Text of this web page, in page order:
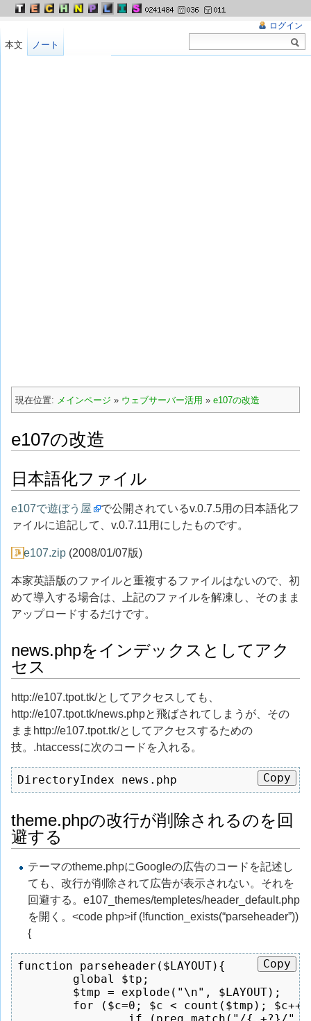
現在位置: メインページ » ウェブサーバー活用 » e107の改造
e107の改造
日本語化ファイル
e107で遊ぼう屋
で公開されているv.0.7.5用の日本語化フ
ァイルに追記して、v.0.7.11用にしたものです。
e107.zip (2008/01/07版)
本家英語版のファイルと重複するファイルはないので、初
めて導入する場合は、上記のファイルを解凍し、そのまま
アップロードするだけです。
news.phpをインデックスとしてアク
セス
http://e107.tpot.tk/としてアクセスしても、
http://e107.tpot.tk/news.phpと飛ばされてしまうが、その
ままhttp://e107.tpot.tk/としてアクセスするための
技。.htaccessに次のコードを入れる。
DirectoryIndex news.php Copy
theme.phpの改行が削除されるのを回
避する
テーマのtheme.phpにGoogleの広告のコードを記述し
ても、改行が削除されて広告が表示されない。それを
回避する。e107_themes/templetes/header_default.php
を開く。<code php>if (!function_exists(“parseheader”))
{
function parseheader($LAYOUT){
Copy
ログイン
本文 ノート